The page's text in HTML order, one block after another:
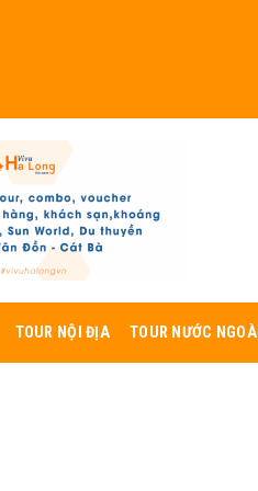
TOUR NỘI ĐỊA TOUR NƯỚC NGOÀI